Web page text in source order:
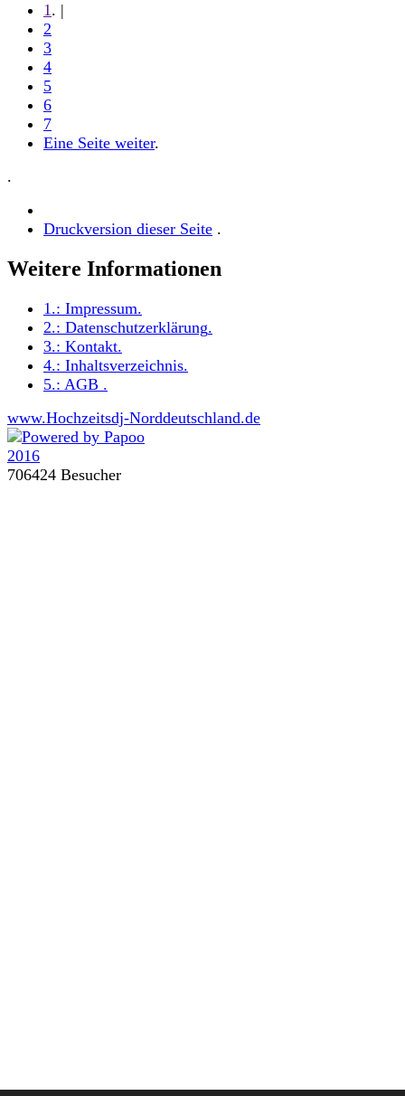
1. |
2
3
4
5
6
7
Eine Seite weiter.
.
Druckversion dieser Seite .
Weitere Informationen
1.: Impressum.
2.: Datenschutzerklärung.
3.: Kontakt.
4.: Inhaltsverzeichnis.
5.: AGB .
www.Hochzeitsdj-Norddeutschland.de
706424 Besucher